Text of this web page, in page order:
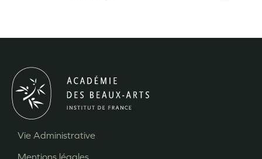
Vie Administrative
Mentions légales